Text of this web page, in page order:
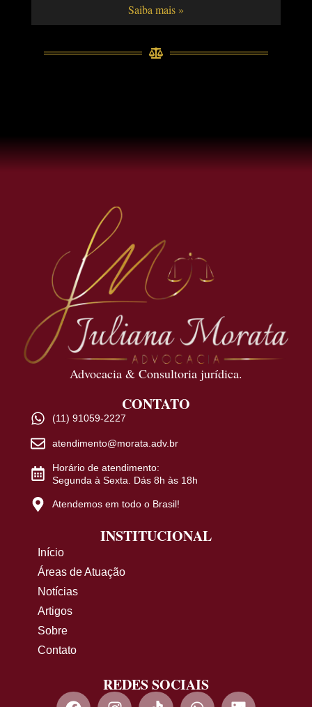
Saiba mais »
Advocacia & Consultoria jurídica.
CONTATO
(11) 91059-2227
atendimento@morata.adv.br
Horário de atendimento:
Segunda à Sexta. Dás 8h às 18h
Atendemos em todo o Brasil!
INSTITUCIONAL
Início
Áreas de Atuação
Notícias
Artigos
Sobre
Contato
REDES SOCIAIS